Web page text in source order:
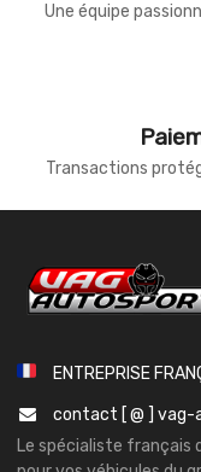
Une équipe
Transactions
ENTREPRISE
contact [ @ ]
Le spécialiste français